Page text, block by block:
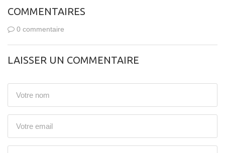
COMMENTAIRES
0 commentaire
LAISSER UN COMMENTAIRE